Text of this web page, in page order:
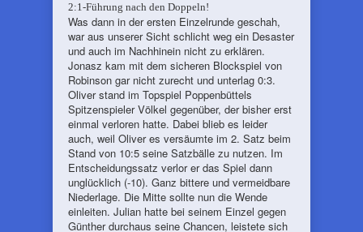
2:1-Führung nach den Doppeln!
Was dann in der ersten Einzelrunde geschah,
war aus unserer Sicht schlicht weg ein Desaster
und auch im Nachhinein nicht zu erklären.
Jonasz kam mit dem sicheren Blockspiel von
Robinson gar nicht zurecht und unterlag 0:3.
Oliver stand im Topspiel Poppenbüttels
Spitzenspieler Völkel gegenüber, der bisher erst
einmal verloren hatte. Dabei blieb es leider
auch, weil Oliver es versäumte im 2. Satz beim
Stand von 10:5 seine Satzbälle zu nutzen. Im
Entscheidungssatz verlor er das Spiel dann
unglücklich (-10). Ganz bittere und vermeidbare
Niederlage. Die Mitte sollte nun die Wende
einleiten. Julian hatte bei seinem Einzel gegen
Günther durchaus seine Chancen, leistete sich